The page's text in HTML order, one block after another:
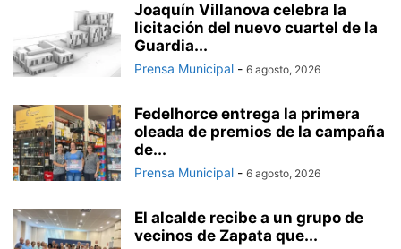
Joaquín Villanova celebra la
licitación del nuevo cuartel de la
Guardia...
Prensa Municipal - 6 agosto, 2026
Fedelhorce entrega la primera
oleada de premios de la campaña
de...
Prensa Municipal - 6 agosto, 2026
El alcalde recibe a un grupo de
vecinos de Zapata que...